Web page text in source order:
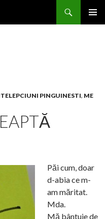
PINGUINESTI, ME
Păi cum, doar
d-abia ce m-
am măritat.
Mda.
Mă bântuie de